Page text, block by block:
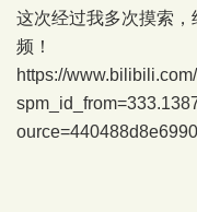
这次经过我多次摸索
频！
https://